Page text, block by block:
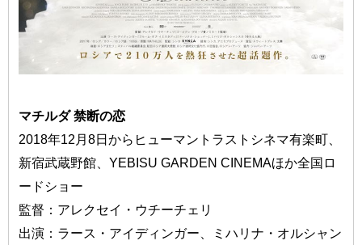
マチルダ 禁断の恋
2018年12月8日からヒューマントラストシネマ有楽町、
新宿武蔵野館、YEBISU GARDEN CINEMAほか全国ロ
ードショー
監督：アレクセイ・ウチーチェリ
出演：ラース・アイディンガー、ミハリナ・オルシャン